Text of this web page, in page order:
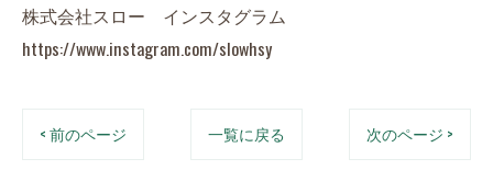
株式会社スロー インスタグラム
https://www.instagram.com/slowhsy
< 前のページ 一覧に戻る 次のページ >